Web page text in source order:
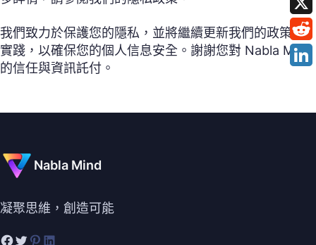
我們致力於保護您的隱私，並將繼續更新我們的政策和
實踐，以確保您的個人信息安全。謝謝您對 Nabla Mind
的信任與資訊託付。
Nabla Mind
凝聚思維，創造可能